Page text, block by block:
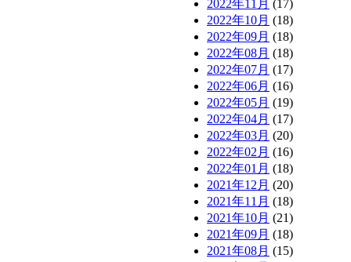
2022年11月 (17)
2022年10月 (18)
2022年09月 (18)
2022年08月 (18)
2022年07月 (17)
2022年06月 (16)
2022年05月 (19)
2022年04月 (17)
2022年03月 (20)
2022年02月 (16)
2022年01月 (18)
2021年12月 (20)
2021年11月 (18)
2021年10月 (21)
2021年09月 (18)
2021年08月 (15)